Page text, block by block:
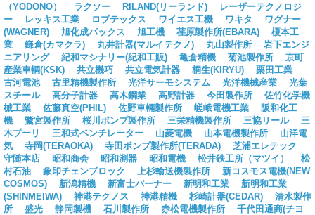
（YODONO）
ラクソー RILAND(リーランド)
レーザーテクノロジ
ー
レッキス工業 ロブテックス ワイエス工機 ワキタ
ワグナー
(WAGNER)
旭化成パックス 旭工機 荏原製作所(EBARA)
榎本工
業
鎌倉(カマクラ) 丸井計器(マルイテクノ) 丸山製作所
岩下エンジ
ニアリング
紀和マシナリー(紀和工販) 亀倉精機 菊池製作所
京町
産業車輌(KSK)
共立機巧 共立電気計器 桐生(KIRYU)
栗田工業
古河電池
古里精機製作所 光洋サーモシステム 光洋機械産業
光葉
スチール
高分子計器 高木鋼業 高野計器 今田製作所
佐竹化学機
械工業
佐藤真空(PHIL) 佐野車輛製作所 嵯峨電機工業
阪和化工
機
鷺宮製作所 桜川ポンプ製作所 三栄精機製作所 三協リール
三
木プーリ
三和式ベンチレーター 山菱電機 山本電機製作所
山洋電
気
寺岡(TERAOKA) 寺田ポンプ製作所(TERADA)
芝浦エレテック
守随本店
昭和商会 昭和測器 昭和電機 松井鉄工所（マツイ）
松
村石油
象印チェンブロック 上杉輸送機製作所
新コスモス電機(NEW
COSMOS)
新潟精機 新富士バーナー 新明和工業
新明和工業
(SHINMEIWA)
神港テクノス 神港精機 杉崎計器(CEDAR)
清水製作
所
盛光 静岡製機 石川製作所 赤松電機製作所
千代田通商(チヨ